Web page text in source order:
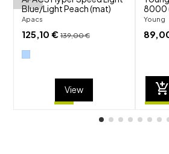
Blue/Light Peach (mat)
Apacs
125,10 € 139,00 €
View
8000
Young
add_shopping_cart